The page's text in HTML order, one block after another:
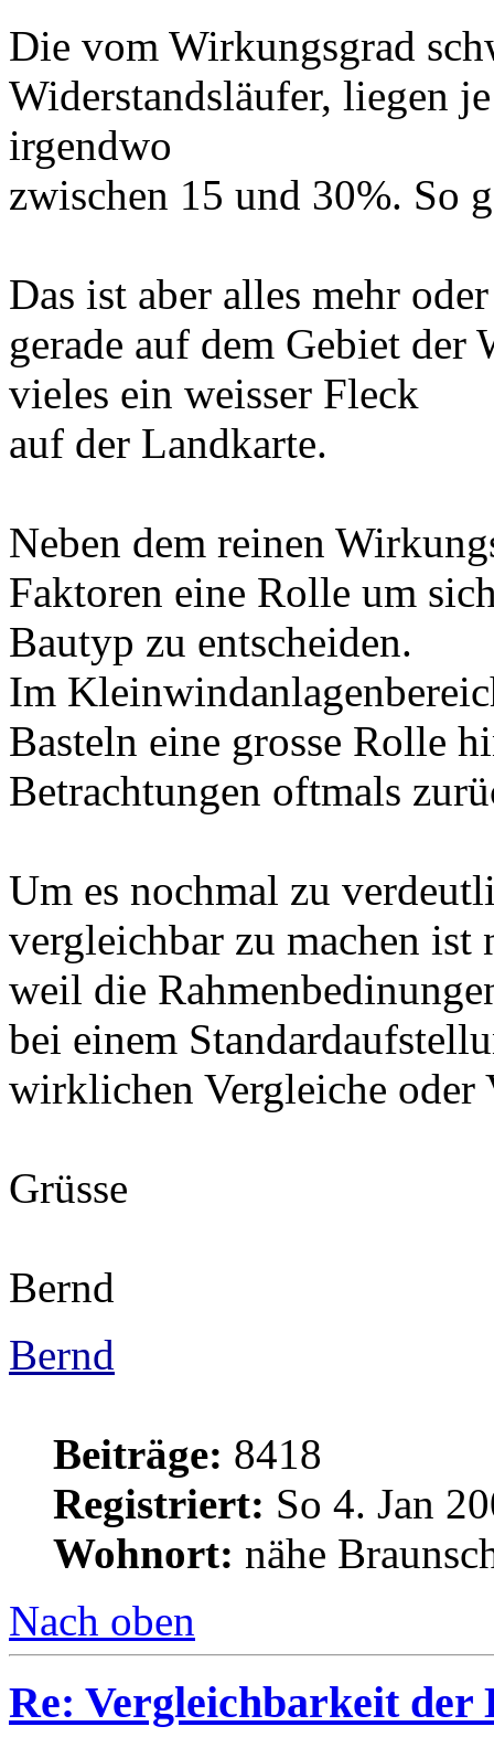
Die vom Wirkungsgrad
Widerstandsläufer, liegen
irgendwo
zwischen 15 und 30%. So
Das ist aber alles mehr
gerade auf dem Gebiet der
vieles ein weisser Fleck
auf der Landkarte.
Neben dem reinen
Faktoren eine Rolle um
Bautyp zu entscheiden.
Im
Basteln eine grosse Rolle
Betrachtungen oftmals
Um es nochmal zu
vergleichbar zu machen
weil die
bei einem
wirklichen Vergleiche oder
Grüsse
Bernd
Bernd
Beiträge: 8418
Registriert: So 4. Jan
Wohnort: nähe
Nach oben
Re: Vergleichbarkeit der